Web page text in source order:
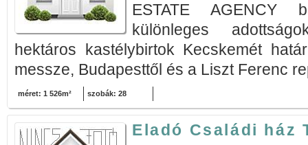
ESTATE AGENCY
különleges
hektáros kastélybirtok Kecskemét
messze, Budapesttől és a Liszt Ferenc
méret: 1 526m² szobák: 28
Eladó Családi ház